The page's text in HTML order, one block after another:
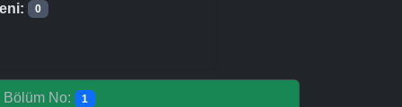
0
Bölüm No: 1